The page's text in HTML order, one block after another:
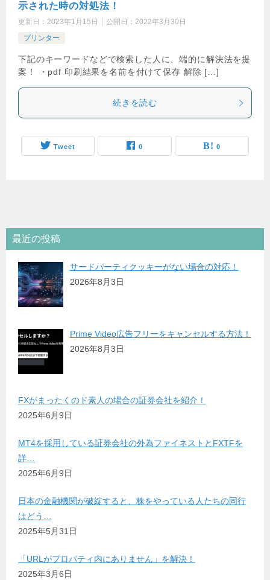
示された時の対処法！
更新日： 2023年1月15日 公開日： 2022年3月30日
プリンター
下記のキーワードなどで検索した人に、端的に解決法を提
案！ ・pdf 印刷結果を名前を付けて保存 解除 […]
続きを読む
Tweet 0 0
最近の投稿
サードパーティクッキーがない場合の対応！
2026年8月3日
Prime Video広告フリーをキャンセルする方法！
2026年8月3日
FXがまったくのド素人の場合の証券会社を紹介！
2025年6月9日
MT4を採用している証券会社の外為ファイネストとFXTFを
詳…
2025年6月9日
日本の金融機関が破綻すると、株をやっている人たちの同行
はどう…
2025年5月31日
「URLがプロパティ内にありません」を解決！
2025年3月6日